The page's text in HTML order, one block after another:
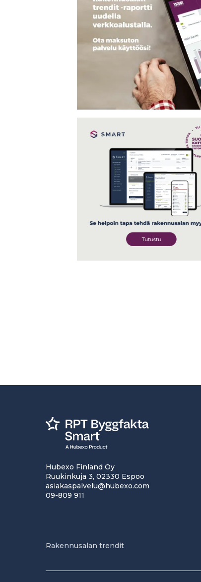
Hubexo Finland Oy
Ruukinkuja 3, 02330 Espoo
asiakaspalvelu@hubexo.com
09-809 911
Rakennusalan trendit